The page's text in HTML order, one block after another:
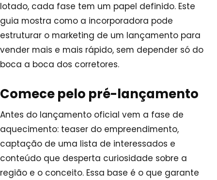
lotado, cada fase tem um papel definido. Este
guia mostra como a incorporadora pode
estruturar o marketing de um lançamento para
vender mais e mais rápido, sem depender só do
boca a boca dos corretores.
Comece pelo pré-lançamento
Antes do lançamento oficial vem a fase de
aquecimento: teaser do empreendimento,
captação de uma lista de interessados e
conteúdo que desperta curiosidade sobre a
região e o conceito. Essa base é o que garante